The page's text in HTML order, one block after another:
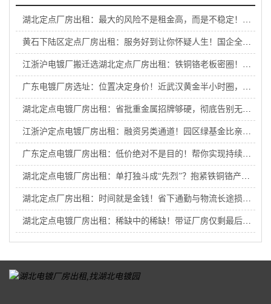
湖北定点厂房出租：最大的风险不是租金高，而是不稳定！国企园区为长期生产保驾护航
黄石下陆区定点厂房出租：服务好到让你怀疑人生！国企全流程护航，来了就不想走！
江浙沪电镀厂搬迁选湖北定点厂房出租：铁铜铬老板密圈！入圈即享内部商机，抱团接大单！
广东电镀厂房选址：位置决定身价！近武汉黄金半小时圈，抢占升值潜力股！
湖北定点电镀厂房出租：省批重金属招牌够硬，彻底告别无证恐慌！
江浙沪定点电镀厂房出租：融资另类通道！园区绿基金比亲爹还管用，助江浙沪电镀厂外迁企业破局重生！
广东定点电镀厂房出租：低价绝对不是目的！帮你实现持续盈利才是国企初心！
湖北定点电镀厂房出租：单打独斗成“先烈”？抱紧铁铜铬产业链大腿才是王道！
湖北定点厂房出租：时间就是金钱！省下通勤与物流长途损耗，给企业赚出一座新工厂
湖北定点电镀厂房出租：稀缺中的稀缺！带证厂房仅剩最后几套，手慢无！